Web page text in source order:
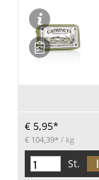
€ 5,95*
€ 104,39* / kg
St.